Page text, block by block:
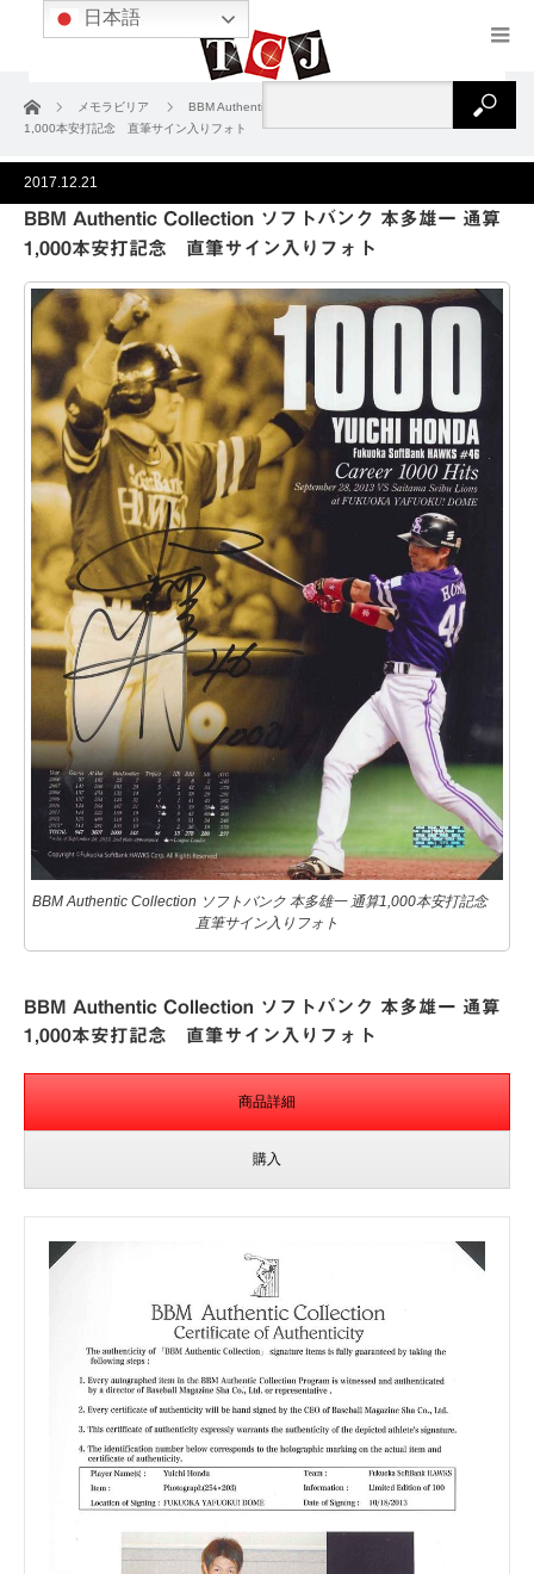
ホーム メモラビリア
BBM Authentic Collection ソフトバンク 本多雄一 通算
1,000本安打記念 直筆サイン入りフォト
2017.12.21
BBM Authentic Collection ソフトバンク 本多雄一 通算
1,000本安打記念 直筆サイン入りフォト
BBM Authentic Collection ソフトバンク 本多雄一 通算1,000本安打記念
直筆サイン入りフォト
BBM Authentic Collection ソフトバンク 本多雄一 通算
1,000本安打記念 直筆サイン入りフォト
商品詳細
購入
日本語